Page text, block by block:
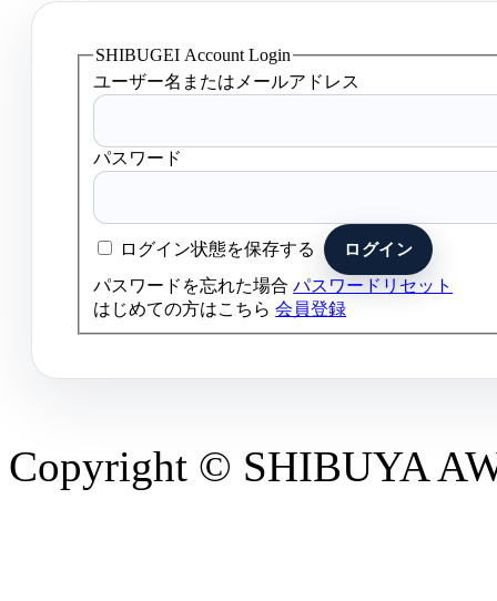
SHIBUGEI Account Login
ユーザー名またはメールアドレス
パスワード
ログイン状態を保存する
パスワードを忘れた場合パスワードリセット
はじめての方はこちら会員登録
Copyright © SHIBUYA